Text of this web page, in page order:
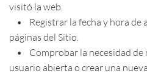
visitó la web.
• Registrar la fecha y hora de
páginas del Sitio.
• Comprobar la necesidad de
usuario abierta o crear una